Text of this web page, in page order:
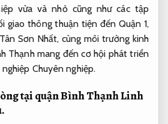
vừa và nhỏ cũng như các tập
giao thông thuận tiện đến Quận 1,
Sơn Nhất, cùng môi trường kinh
Thạnh mang đến cơ hội phát triển
Chuyên nghiệp.
tại quận Bình ThạnhLinh